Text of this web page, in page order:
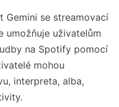
účtů Google a
Apps Activity.
neumožňuje např.
v angličtině.
Gemini se streamovací
umožňuje uživatelům
na Spotify pomocí
mohou
interpreta, alba,